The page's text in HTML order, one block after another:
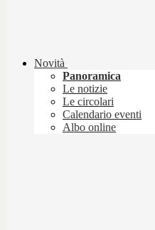
Novità
Panoramica
Le notizie
Le circolari
Calendario eventi
Albo online